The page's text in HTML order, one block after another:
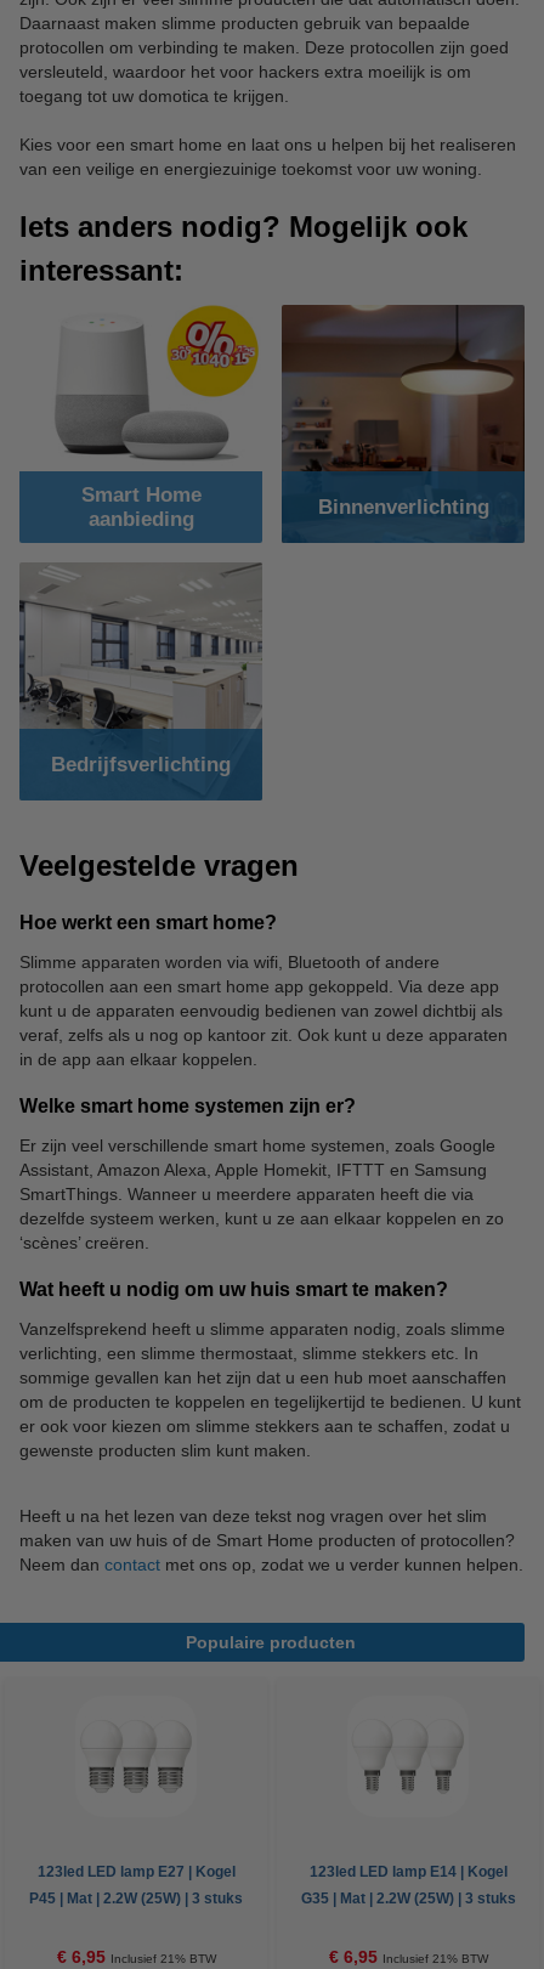
Daarnaast maken slimme producten gebruik van bepaalde
protocollen om verbinding te maken. Deze protocollen zijn goed
versleuteld, waardoor het voor hackers extra moeilijk is om
toegang tot uw domotica te krijgen.
Kies voor een smart home en laat ons u helpen bij het realiseren
van een veilige en energiezuinige toekomst voor uw woning.
Iets anders nodig? Mogelijk ook
interessant:
Smart Home
aanbieding
Binnenverlichting
Bedrijfsverlichting
Veelgestelde vragen
Hoe werkt een smart home?
Slimme apparaten worden via wifi, Bluetooth of andere
protocollen aan een smart home app gekoppeld. Via deze app
kunt u de apparaten eenvoudig bedienen van zowel dichtbij als
veraf, zelfs als u nog op kantoor zit. Ook kunt u deze apparaten
in de app aan elkaar koppelen.
Welke smart home systemen zijn er?
Er zijn veel verschillende smart home systemen, zoals Google
Assistant, Amazon Alexa, Apple Homekit, IFTTT en Samsung
SmartThings. Wanneer u meerdere apparaten heeft die via
dezelfde systeem werken, kunt u ze aan elkaar koppelen en zo
‘scènes’ creëren.
Wat heeft u nodig om uw huis smart te maken?
Vanzelfsprekend heeft u slimme apparaten nodig, zoals slimme
verlichting, een slimme thermostaat, slimme stekkers etc. In
sommige gevallen kan het zijn dat u een hub moet aanschaffen
om de producten te koppelen en tegelijkertijd te bedienen. U kunt
er ook voor kiezen om slimme stekkers aan te schaffen, zodat u
gewenste producten slim kunt maken.
Heeft u na het lezen van deze tekst nog vragen over het slim
maken van uw huis of de Smart Home producten of protocollen?
Neem dan contact met ons op, zodat we u verder kunnen helpen.
Populaire producten
123led LED lamp E27 | Kogel
P45 | Mat | 2.2W (25W) | 3 stuks
€ 6,95 Inclusief 21% BTW
123led LED lamp E14 | Kogel
G35 | Mat | 2.2W (25W) | 3 stuks
€ 6,95 Inclusief 21% BTW